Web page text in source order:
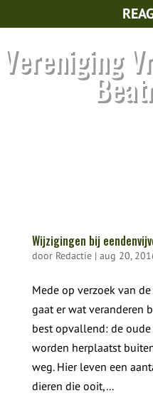
Vereniging
Wijzigingen bij
door Redactie| aug 20,
Mede op verzoek van
gaat er wat veranderen
best opvallend: de
worden herplaatst
weg. Hier leven een
dieren die ooit,...